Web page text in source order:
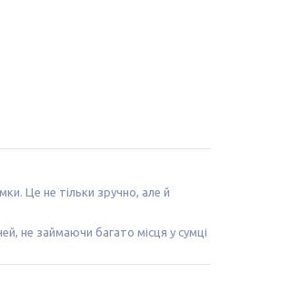
Це не тільки зручно, але й
не займаючи багато місця у сумці